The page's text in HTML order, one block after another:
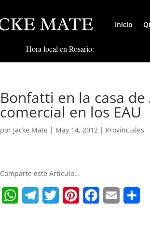
Inicio
Hora local en Rosario:
Bonfatti en la casa
comercial en los EAU
por Jacke Mate | May 14, 2012 | Provinciales
Comparte este Articulo...